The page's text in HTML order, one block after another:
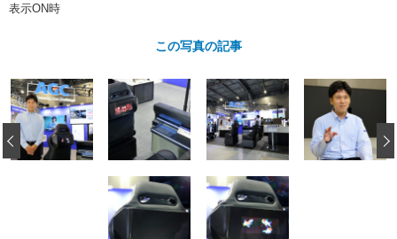
表示ON時
この写真の記事
‹